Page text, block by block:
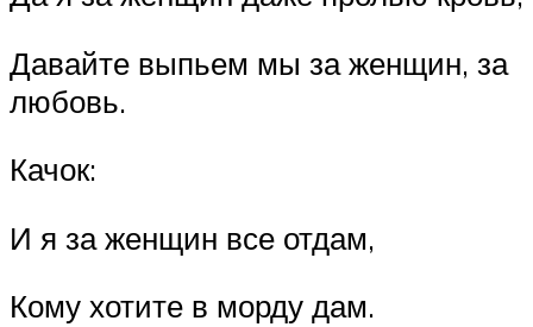
Давайте выпьем мы за женщин, за
любовь.
Качок:
И я за женщин все отдам,
Кому хотите в морду дам.